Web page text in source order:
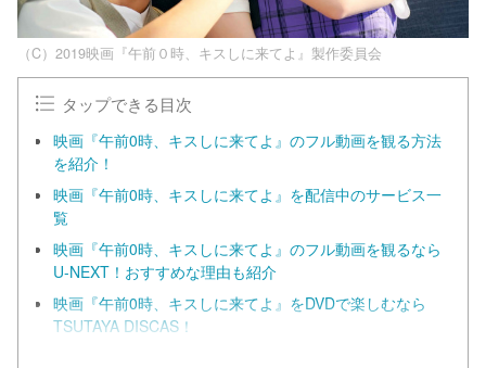
（C）2019映画『午前０時、キスしに来てよ』製作委員会
タップできる目次
映画『午前0時、キスしに来てよ』のフル動画を観る方法
を紹介！
映画『午前0時、キスしに来てよ』を配信中のサービス一
覧
映画『午前0時、キスしに来てよ』のフル動画を観るなら
U-NEXT！おすすめな理由も紹介
映画『午前0時、キスしに来てよ』をDVDで楽しむなら
TSUTAYA DISCAS！